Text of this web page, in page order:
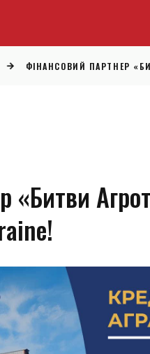
ФІНАНСОВИЙ ПАРТНЕР
«Битви